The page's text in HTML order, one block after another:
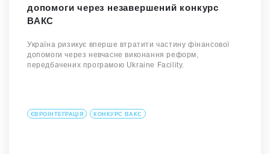
допомоги через незавершений конкурс
ВАКС
Україна ризикує вперше втратити частину фінансової
допомоги через невчасне виконання реформ,
передбачених програмою Ukraine Facility.
ЄВРОІНТЕГРАЦІЯ КОНКУРС ВАКС